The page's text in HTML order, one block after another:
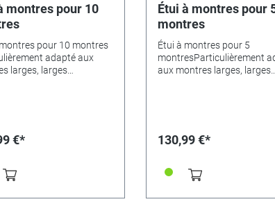
montres pour 10
pour 10 montres
adapté aux
larges, larges
€*
Étui à montres pour
montres
Étui à montres pour 5
montresParticulièrement
aux montres larges, larges
matériel intérieur,poche
Germany.Matériau : luxe
une touche sportive-
130,99 €*